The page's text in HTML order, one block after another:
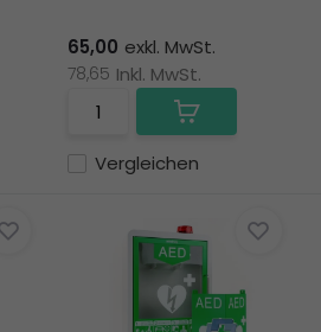
Vergleichen
65,00 exkl. MwSt.
78,65 Inkl. MwSt.